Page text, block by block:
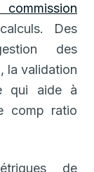
Des
des
la validation
qui aide à
comp ratio
de